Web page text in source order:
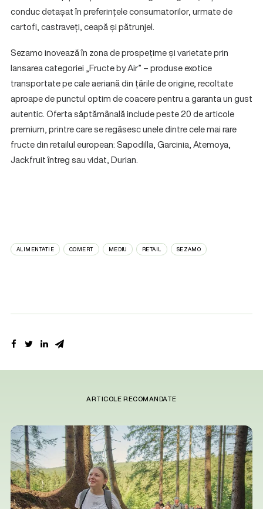
conduc detașat în preferințele consumatorilor, urmate de
cartofi, castraveți, ceapă și pătrunjel.
Sezamo inovează în zona de prospețime și varietate prin
lansarea categoriei „Fructe by Air” – produse exotice
transportate pe cale aeriană din țările de origine, recoltate
aproape de punctul optim de coacere pentru a garanta un gust
autentic. Oferta săptămânală include peste 20 de articole
premium, printre care se regăsesc unele dintre cele mai rare
fructe din retailul european: Sapodilla, Garcinia, Atemoya,
Jackfruit întreg sau vidat, Durian.
ALIMENTATIE COMERT MEDIU RETAIL SEZAMO
ARTICOLE RECOMANDATE